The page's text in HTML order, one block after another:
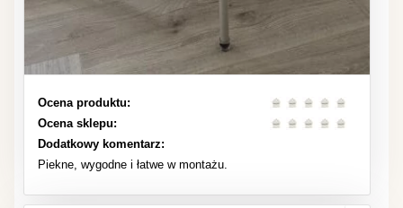
Ocena produktu:
Ocena sklepu:
Dodatkowy komentarz:
Piekne, wygodne i łatwe w montażu.